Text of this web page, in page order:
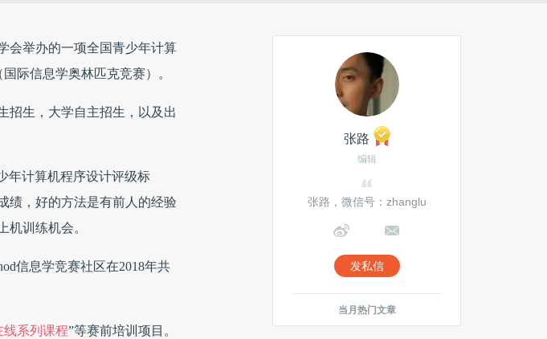
会举办的一项全国青少年计算
际信息学奥林匹克竞赛）。
招生，大学自主招生，以及出
年计算机程序设计评级标
绩，好的方法是有前人的经验
机训练机会。
信息学竞赛社区在2018年共
线系列课程”等赛前培训项目。
张路
编辑
张路，微信号：zhanglu
发私信
当月热门文章